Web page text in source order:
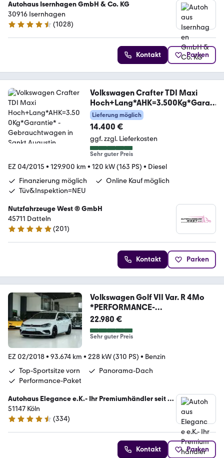
Autohaus Isernhagen GmbH & Co. KG
30916 Isernhagen
4.5 Sterne
(1028)
Kontakt Parken
Volkswagen Crafter TDI Maxi
Hoch+Lang*AHK=3.500Kg*Garan
tie*
Lieferung möglich
14.400 €
ggf. zzgl. Lieferkosten
Sehr guter Preis
EZ 04/2015 • 129.900 km • 120 kW (163 PS) • Diesel
Finanzierung möglich
Online Kauf möglich
Tüv&Inspektion=NEU
Nutzfahrzeuge West ® GmbH
45711 Datteln
4.9 Sterne
(201)
Kontakt Parken
Volkswagen Golf VII Var. R 4Mo
*PERFORMANCE-
PAK*LEDER*NAVI
22.980 €
Sehr guter Preis
EZ 02/2018• 93.674 km • 228 kW (310 PS) • Benzin
Top-Sportsitze vorn
Panorama-Dach
Performance-Paket
Autohaus Elegance e.K.- Ihr Premiumhändler seit 30
Jahren
51147 Köln
4.7 Sterne
(334)
Kontakt Parken